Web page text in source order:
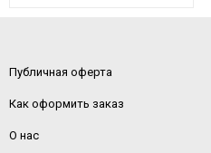
Публичная оферта
Как оформить заказ
О нас